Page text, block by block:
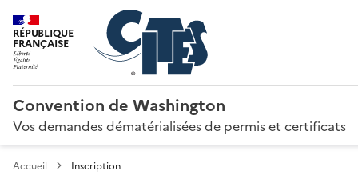
RÉPUBLIQUE
FRANÇAISE
Convention de Washington
Vos demandes dématérialisées de permis et certificats
Accueil Inscription